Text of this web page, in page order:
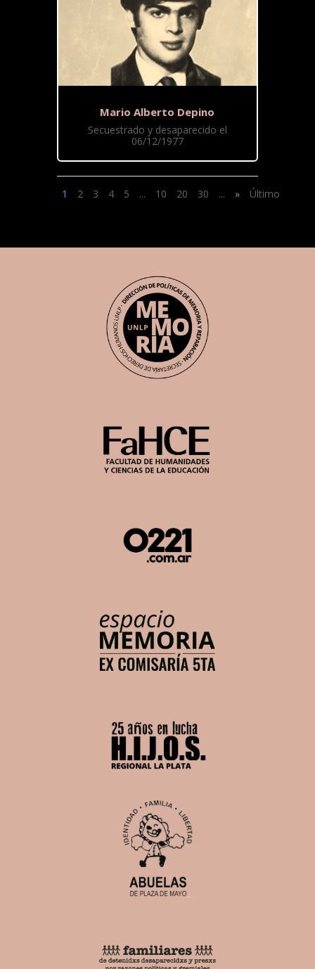
Mario Alberto Depino
Secuestrado y desaparecido el
06/12/1977
1 2 3 4 5 ... 10 20 30 ... » Último